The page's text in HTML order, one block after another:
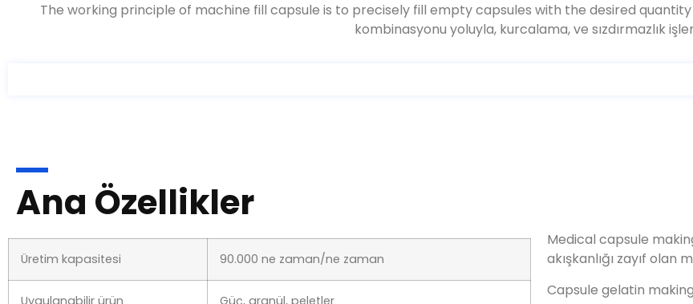
The working principle of machine fill capsule is to precisely fill empty capsules with the desired
kombinasyonu yoluyla, kurcalama, ve sızdırmazlık
Ana Özellikler
Üretim kapasitesi 90.000 ne zaman/ne zaman
Medical capsule
akışkanlığı zayıf olan
Capsule gelatin